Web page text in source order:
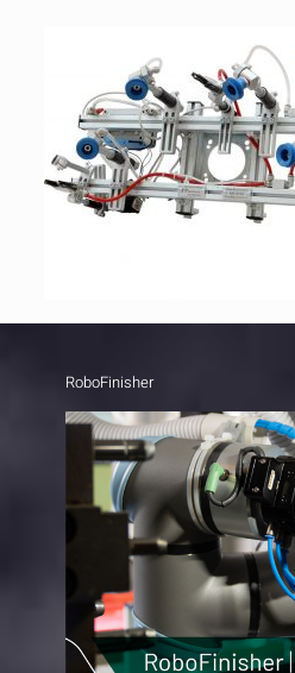
RoboFinisher